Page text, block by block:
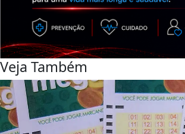
Veja Também